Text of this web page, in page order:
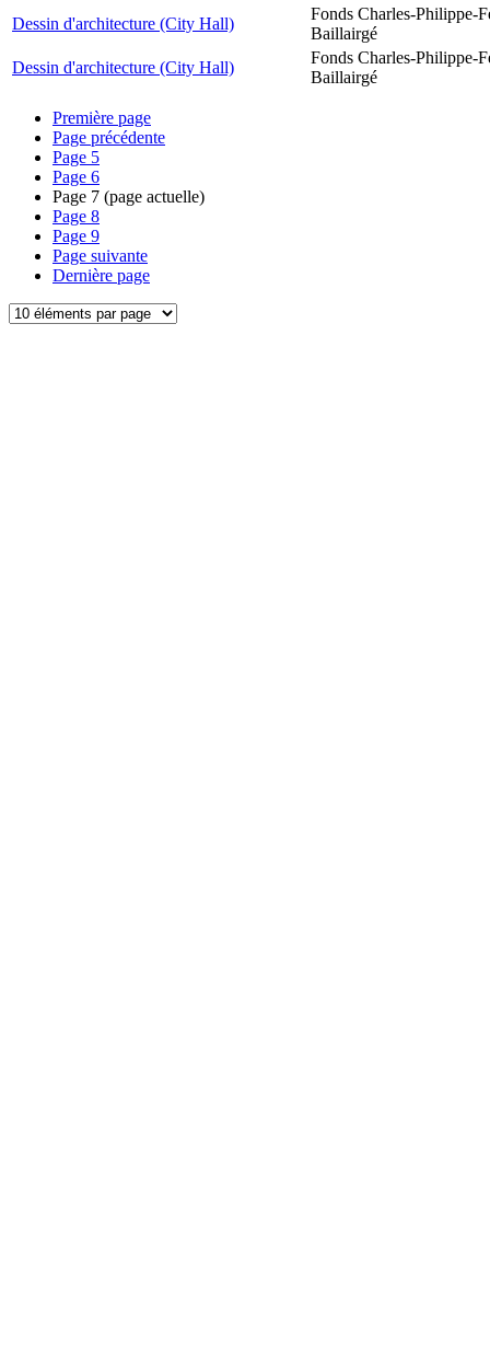
Dessin d'architecture (City Hall)
Fonds Charles-Philippe-
Baillairgé
Dessin d'architecture (City Hall)
Fonds Charles-Philippe-
Baillairgé
Première page
Page précédente
Page 5
Page 6
Page 7 (page actuelle)
Page 8
Page 9
Page suivante
Dernière page